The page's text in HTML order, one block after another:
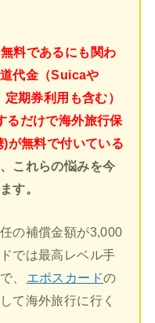
料であるにも関わ
代金（Suicaや
期券利用も含む）
るだけで海外旅行保
が無料で付いている
これらの悩みを今
す。
の補償金額が3,000
では最高レベル手
、
エポスカードの
て海外旅行に行く